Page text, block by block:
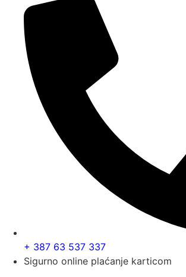
+ 387 63 537 337
Sigurno online plaćanje karticom